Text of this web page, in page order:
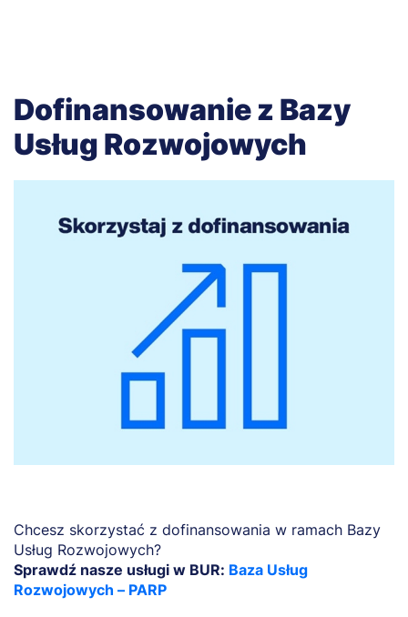
Dofinansowanie z Bazy
Usług Rozwojowych
Chcesz skorzystać z dofinansowania w ramach Bazy
Usług Rozwojowych?
Sprawdź nasze usługi w BUR: Baza Usług
Rozwojowych – PARP